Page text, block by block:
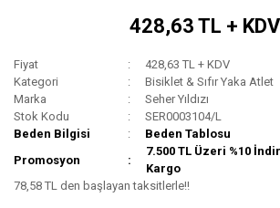
428,63 TL + KDV
Fiyat
428,63 TL + KDV
Kategori
Bisiklet & Sıfır Yaka Atlet
Marka
Seher Yıldızı
Stok Kodu
SER0003104/L
Beden Bilgisi
Beden Tablosu
Promosyon
7.500 TL Üzeri %10
Kargo
78,58 TL den başlayan taksitlerle!!